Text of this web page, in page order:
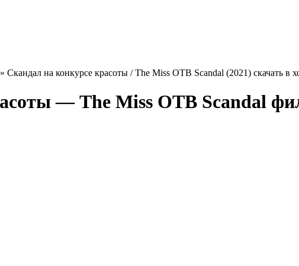
» Скандал на конкурсе красоты / The Miss OTB Scandal (2021) скачать в
—The Miss OTB Scandal